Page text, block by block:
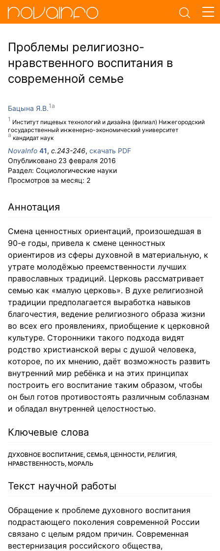
Проблемы религиозно-
нравственного воспитания в
современной семье
Бацына Я.В.
Институт пищевых технологий и дизайна (филиал) Нижегородский
государственный инженерно-экономический университет
кандидат наук
NovaInfo 41, с.243-246, скачать PDF
Опубликовано 23 февраля 2016
Раздел: Социологические науки
Просмотров за месяц: 2
Аннотация
Смена ценностных ориентаций, произошедшая в
90-е годы, привела к смене ценностных
ориентиров из сферы духовной в материальную, к
утрате молодёжью преемственности лучших
православных традиций. Церковь рассматривает
семью как «малую церковь». В духе религиозной
традиции предполагается выработка навыков
благочестия, ведение религиозного образа жизни
во всех его проявлениях, приобщение к церковной
культуре. Сторонники такого подхода видят
родство христианской веры с душой человека,
которое, по их мнению, даёт возможность развить
внутренний мир ребёнка и на этих принципах
построить его воспитание таким образом, чтобы
он был готов противостоять различным соблазнам
и обладал внутренней целостностью.
Ключевые слова
ДУХОВНОЕ ВОСПИТАНИЕ, СЕМЬЯ, ЦЕННОСТИ, РЕЛИГИЯ,
НРАВСТВЕННОСТЬ, МОРАЛЬ
Текст научной работы
Обращение к проблеме духовного воспитания
подрастающего поколения современной России
связано с целым рядом причин. Современная
вестернизация российского общества,